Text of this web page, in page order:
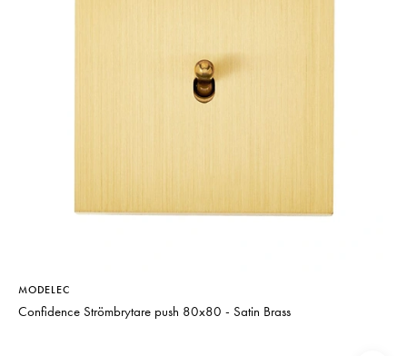
MODELEC
Confidence Strömbrytare push 80x80 - Satin Brass